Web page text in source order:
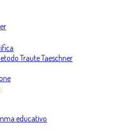
Traute Taeschner
educativo